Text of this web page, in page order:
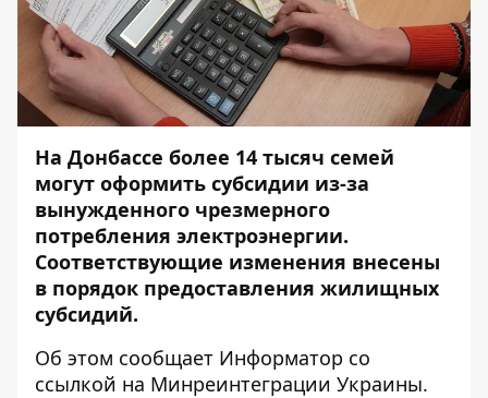
На Донбассе более 14 тысяч семей
могут оформить субсидии из-за
вынужденного чрезмерного
потребления электроэнергии.
Соответствующие изменения внесены
в порядок предоставления жилищных
субсидий.
Об этом сообщает Информатор со
ссылкой на Минреинтеграции Украины.